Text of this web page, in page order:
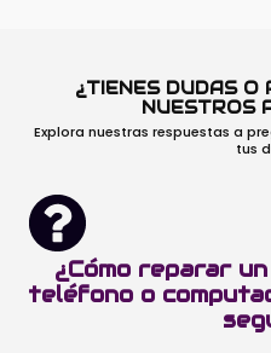
¿TIENES DUDAS O
NUESTROS
Explora nuestras respuestas a
tus
¿Cómo reparar
teléfono o